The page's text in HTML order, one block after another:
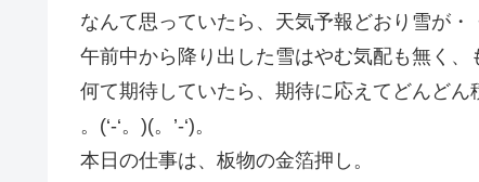
なんて思っていたら、天気予報どおり雪が・
午前中から降り出した雪はやむ気配も無く、
何て期待していたら、期待に応えてどんどん
。(‘-‘。)(。’-‘)。
本日の仕事は、板物の金箔押し。